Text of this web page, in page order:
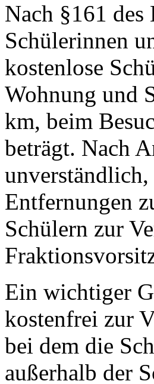
Nach §161 des
Schülerinnen
kostenlose
Wohnung und
km, beim
beträgt. Nach
unverständlich,
Entfernungen
Schülern zur
Ein wichtiger
kostenfrei zur
bei dem die
außerhalb der